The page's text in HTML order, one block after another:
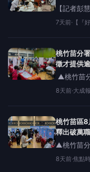
【記者彭
業、投身
場徵才活
缺，涵
7天前· 【『
桃竹苗分
徵才提供
▲桃竹苗
場徵才活
竹苗報導
重要時節
8天前·大成報
桃竹苗區
釋出破萬
▲桃竹苗
場徵才活
8天前·焦點